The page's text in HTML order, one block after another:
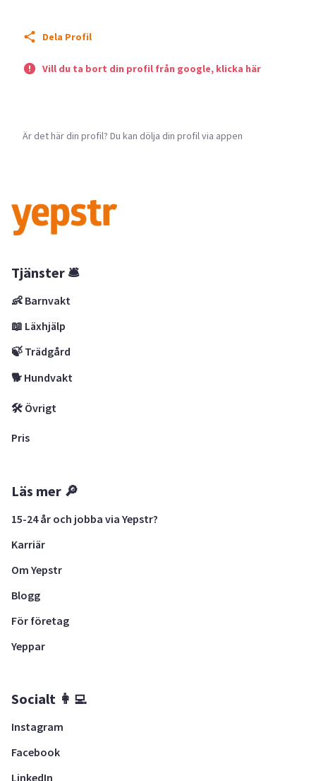
Dela Profil
Vill du ta bort din profil från google, klicka här
Är det här din profil? Du kan dölja din profil via appen
Tjänster 🛎
👶 Barnvakt
📖 Läxhjälp
🍃 Trädgård
🐕 Hundvakt
🛠 Övrigt
Pris
Läs mer 🔎
15-24 år och jobba via Yepstr?
Karriär
Om Yepstr
Blogg
För företag
Yeppar
Socialt 👩‍💻
Instagram
Facebook
LinkedIn